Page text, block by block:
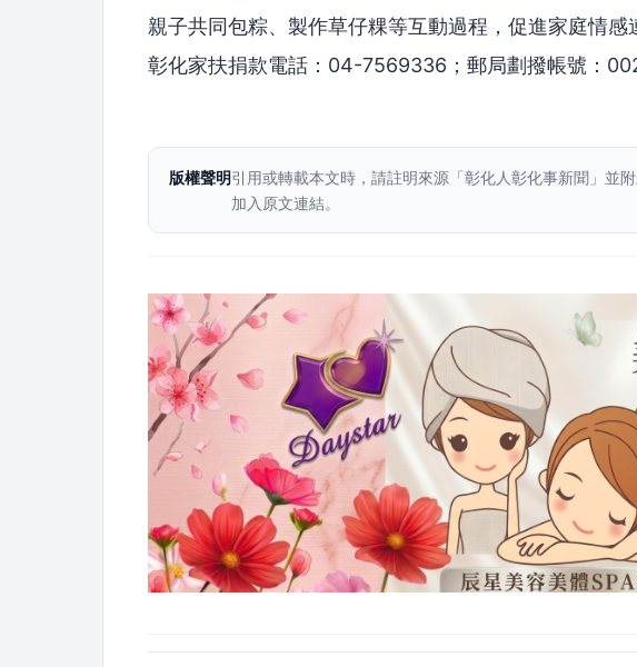
親子共同包粽、製作草仔粿等互動過程，促進家庭情感
彰化家扶捐款電話：04-7569336；郵局劃撥帳號：
版權聲明引用或轉載本文時，請註明來源「彰化人彰化事新聞」並附
加入原文連結。